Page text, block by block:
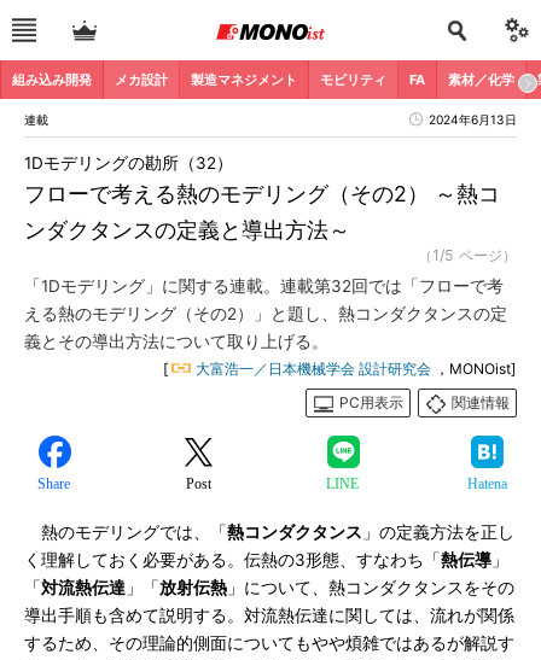
組み込み開発 メカ設計 製造マネジメント モビリティ FA 素材／化学
連載 2024年6月13日
フローで考える熱のモデリング（その2） ～熱コ
ンダクタンスの定義と導出方法～
1Dモデリングの勘所（32）
（1/5 ページ）
「1Dモデリング」に関する連載。連載第32回では「フローで考
える熱のモデリング（その2）」と題し、熱コンダクタンスの定
義とその導出方法について取り上げる。
[ 大富浩一／日本機械学会 設計研究会 ，MONOist]
PC用表示
関連情報
Share Post LINE Hatena
熱のモデリングでは、「熱コンダクタンス 」の定義方法を正し
く理解しておく必要がある。伝熱の3形態、すなわち「熱伝導 」
「対流熱伝達 」「放射伝熱 」について、熱コンダクタンスをその
導出手順も含めて説明する。対流熱伝達に関しては、流れが関係
するため、その理論的側面についてもやや煩雑ではあるが解説す